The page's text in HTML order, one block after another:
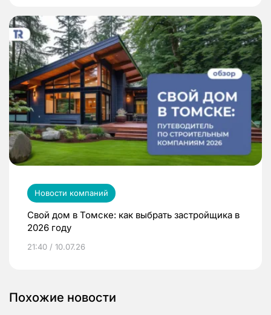
Новости компаний
Свой дом в Томске: как выбрать застройщика в
2026 году
21:40 / 10.07.26
Похожие новости